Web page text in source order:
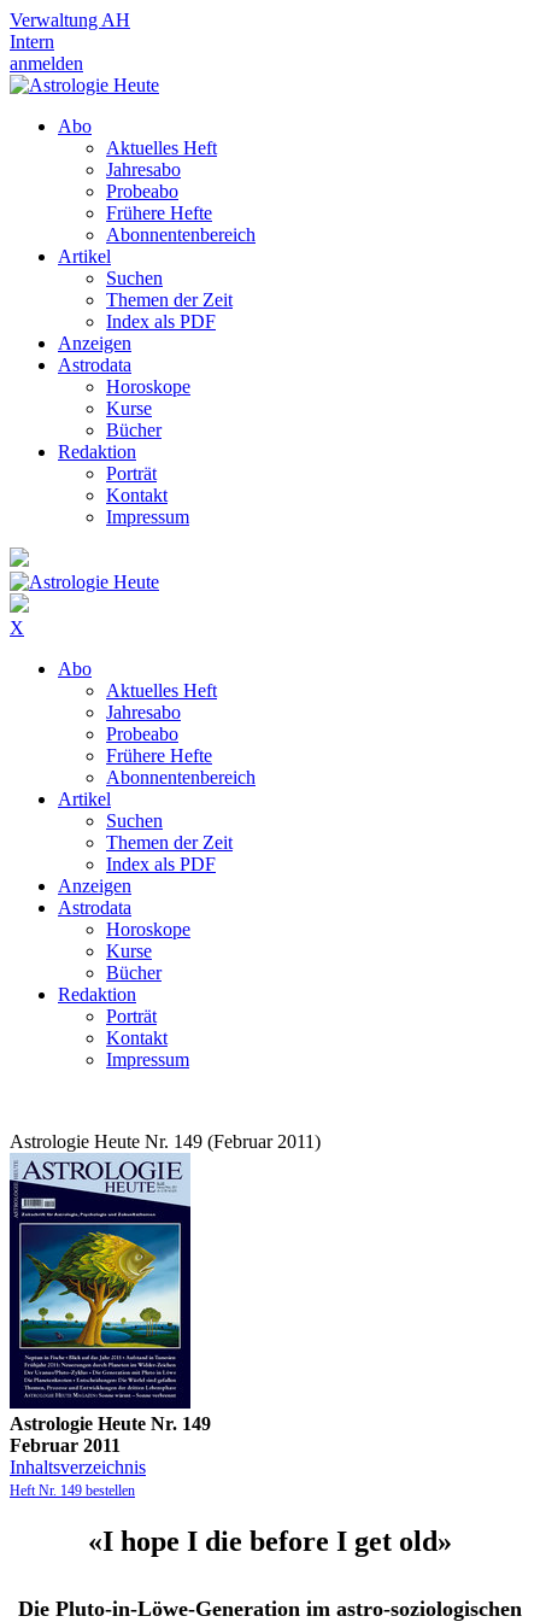
Verwaltung AH
Intern
anmelden
Abo
Aktuelles Heft
Jahresabo
Probeabo
Frühere Hefte
Abonnentenbereich
Artikel
Suchen
Themen der Zeit
Index als PDF
Anzeigen
Astrodata
Horoskope
Kurse
Bücher
Redaktion
Porträt
Kontakt
Impressum
X
Abo
Aktuelles Heft
Jahresabo
Probeabo
Frühere Hefte
Abonnentenbereich
Artikel
Suchen
Themen der Zeit
Index als PDF
Anzeigen
Astrodata
Horoskope
Kurse
Bücher
Redaktion
Porträt
Kontakt
Impressum
Astrologie Heute Nr. 149 (Februar 2011)
Astrologie Heute Nr. 149
Februar 2011
Inhaltsverzeichnis
Heft Nr. 149 bestellen
«I hope I die before I get old»
Die Pluto-in-Löwe-Generation im astro-soziologischen